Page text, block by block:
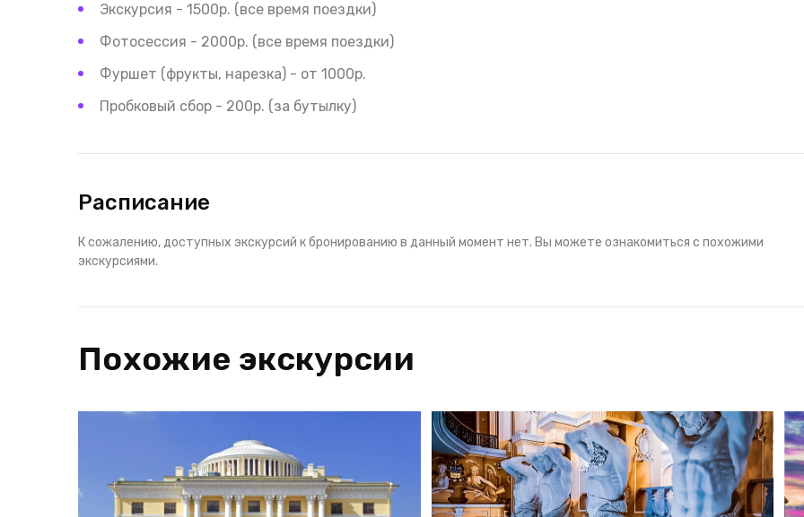
Экскурсия - 1500р. (все время поездки)
Фотосессия - 2000р. (все время поездки)
Фуршет (фрукты, нарезка) - от 1000р.
Пробковый сбор - 200р. (за бутылку)
Расписание
К сожалению, доступных экскурсий к бронированию в данный момент нет. Вы можете ознакомиться с похожими
экскурсиями.
Похожие экскурсии